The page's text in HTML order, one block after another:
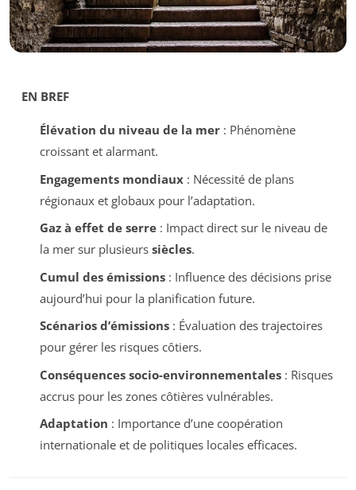
EN BREF
Élévation du niveau de la mer: Phénomène
croissant et alarmant.
Engagements mondiaux: Nécessité de plans
régionaux et globaux pour l’adaptation.
Gaz à effet de serre: Impact direct sur le niveau de
la mer sur plusieurs siècles.
Cumul des émissions: Influence des décisions prise
aujourd’hui pour la planification future.
Scénarios d’émissions: Évaluation des trajectoires
pour gérer les risques côtiers.
Conséquences socio-environnementales: Risques
accrus pour les zones côtières vulnérables.
Adaptation : Importance d’une coopération
internationale et de politiques locales efficaces.